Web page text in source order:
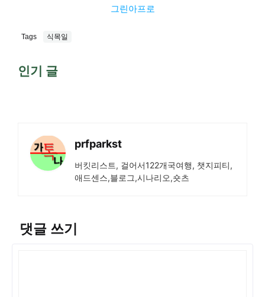
그린아프로
Tags 식목일
인기 글
prfparkst
버킷리스트, 걸어서122개국여행, 챗지피티,
애드센스,블로그,시나리오,숏츠
댓글 쓰기